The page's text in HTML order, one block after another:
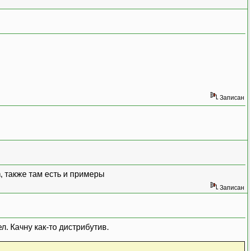
Записан
также там есть и примеры
Записан
Качну как-то дистрибутив.